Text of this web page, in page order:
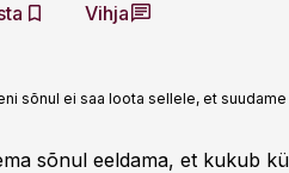
Vihja
sõnul ei saa loota sellele, et
sõnul eeldama, et kukub